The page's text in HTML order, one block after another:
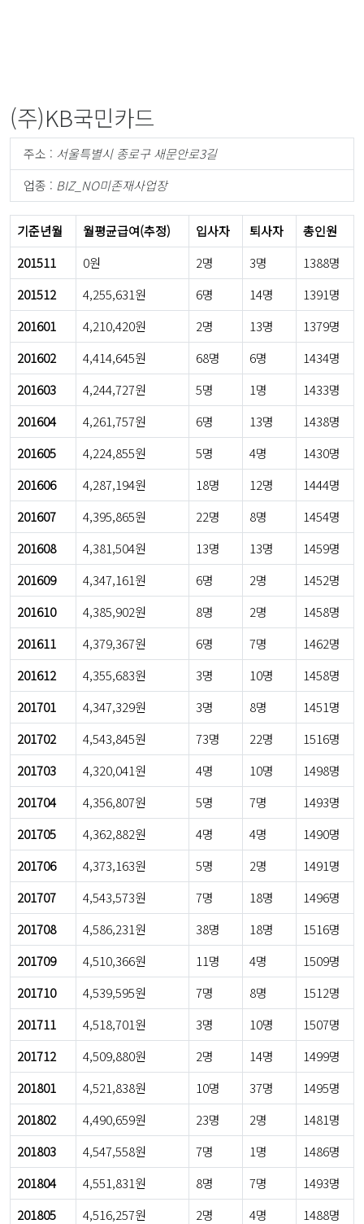
(주)KB국민카드
주소 : 서울특별시 종로구 새문안로3길
업종 : BIZ_NO미존재사업장
기준년월 월평균급여(추정) 입사자 퇴사자
총인원
201511
0원 2명 3명
1388명
201512
4,255,631원 6명 14명
1391명
201601
4,210,420원 2명 13명
1379명
201602
4,414,645원 68명 6명
1434명
201603
4,244,727원 5명 1명
1433명
201604
4,261,757원 6명 13명
1438명
201605
4,224,855원 5명 4명
1430명
201606
4,287,194원 18명 12명
1444명
201607
4,395,865원 22명 8명
1454명
201608
4,381,504원 13명 13명
1459명
201609
4,347,161원 6명 2명
1452명
201610
4,385,902원 8명 2명
1458명
201611
4,379,367원 6명 7명
1462명
201612
4,355,683원 3명 10명
1458명
201701
4,347,329원 3명 8명
1451명
201702
4,543,845원 73명 22명
1516명
201703
4,320,041원 4명 10명
1498명
201704
4,356,807원 5명 7명
1493명
201705
4,362,882원 4명 4명
1490명
201706
4,373,163원 5명 2명
1491명
201707
4,543,573원 7명 18명
1496명
201708
4,586,231원 38명 18명
1516명
201709
4,510,366원 11명 4명
1509명
201710
4,539,595원 7명 8명
1512명
201711
4,518,701원 3명 10명
1507명
201712
4,509,880원 2명 14명
1499명
201801
4,521,838원 10명 37명
1495명
201802
4,490,659원 23명 2명
1481명
201803
4,547,558원 7명 1명
1486명
201804
4,551,831원 8명 7명
1493명
201805
4,516,257원 2명 4명
1488명